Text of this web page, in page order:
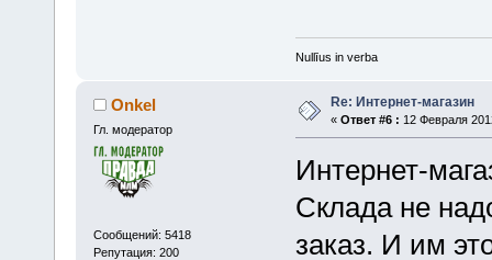
Nullīus in verba
Onkel
Гл. модератор
Сообщений: 5418
Репутация: 200
Re: Интернет-магазин
« Ответ #6 : 12 Февраля
Интернет-
Склада не
заказ. И им